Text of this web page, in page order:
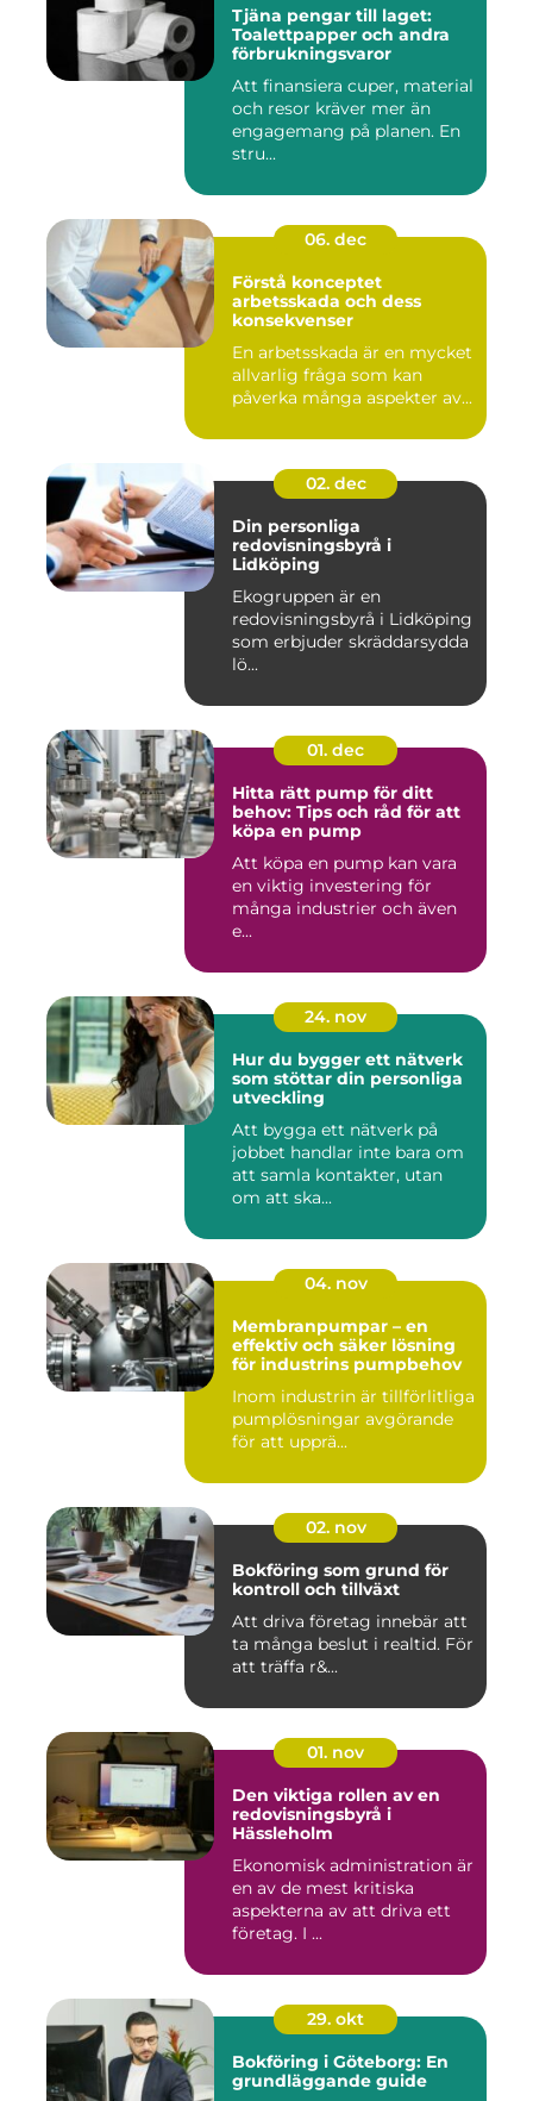
Tjäna pengar till laget:
Toalettpapper och andra
förbrukningsvaror
Att finansiera cuper, material
och resor kräver mer än
engagemang på planen. En
stru...
06. dec
Förstå konceptet
arbetsskada och dess
konsekvenser
En arbetsskada är en mycket
allvarlig fråga som kan
påverka många aspekter av...
02. dec
Din personliga
redovisningsbyrå i
Lidköping
Ekogruppen är en
redovisningsbyrå i Lidköping
som erbjuder skräddarsydda
lö...
01. dec
Hitta rätt pump för ditt
behov: Tips och råd för att
köpa en pump
Att köpa en pump kan vara
en viktig investering för
många industrier och även
e...
24. nov
Hur du bygger ett nätverk
som stöttar din personliga
utveckling
Att bygga ett nätverk på
jobbet handlar inte bara om
att samla kontakter, utan
om att ska...
04. nov
Membranpumpar – en
effektiv och säker lösning
för industrins pumpbehov
Inom industrin är tillförlitliga
pumplösningar avgörande
för att upprä...
02. nov
Bokföring som grund för
kontroll och tillväxt
Att driva företag innebär att
ta många beslut i realtid. För
att träffa r&...
01. nov
Den viktiga rollen av en
redovisningsbyrå i
Hässleholm
Ekonomisk administration är
en av de mest kritiska
aspekterna av att driva ett
företag. I ...
29. okt
Bokföring i Göteborg: En
grundläggande guide